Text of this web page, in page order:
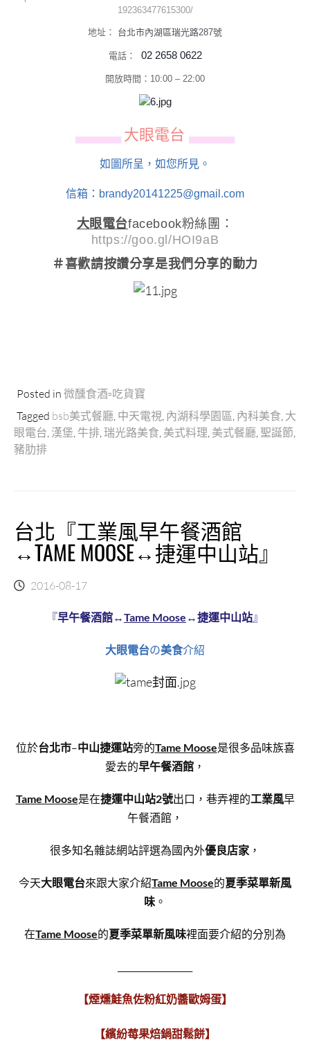
192363477615300/
地址： 台北市內湖區瑞光路287號
電話： 02 2658 0622
開放時間： 10:00 – 22:00
▄▄▄▄▄▄ 大眼電台 ▄▄▄▄▄▄
如圖所呈，如您所見。
信箱：brandy20141225@gmail.com
大眼電台facebook粉絲團：
https://goo.gl/HOI9aB
＃喜歡請按讚分享是我們分享的動力
Posted in 微醺食酒▫吃貨寶
Tagged bsb美式餐廳 中天電視 內湖科學園區 內科美食 大
眼電台 漢堡 牛排 瑞光路美食 美式料理 美式餐廳 聖誕節
豬肋排
台北『工業風早午餐酒館
↔TAME MOOSE↔捷運中山站』
2016-08-17
『早午餐酒館↔Tame Moose ↔捷運中山站』
大眼電台の美食介紹
位於台北市–中山捷運站旁的Tame Moose是很多品味族喜
愛去的早午餐酒館 ，
Tame Moose是在捷運中山站2號出口，巷弄裡的工業風早
午餐酒館，
很多知名雜誌網站評選為國內外優良店家 ，
今天大眼電台來跟大家介紹Tame Moose的夏季菜單新風
味 。
在Tame Moose的夏季菜單新風味裡面要介紹的分別為
【煙燻鮭魚佐粉紅奶醬歐姆蛋】
【繽紛莓果焙鍋甜鬆餅】